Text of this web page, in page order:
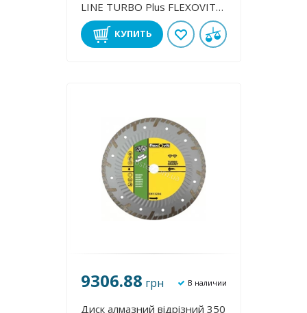
LІNE TURBO Plus FLEXOVIT
70184623436
КУПИТЬ
9306.88 грн В наличии
Диск алмазний відрізний 350